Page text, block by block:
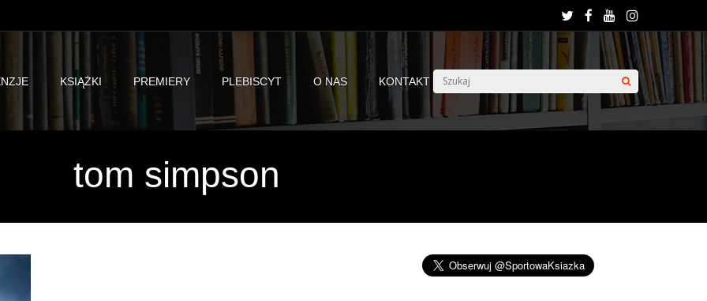
KSIĄŻKI PREMIERY PLEBISCYT O NAS KONTAKT
tom simpson